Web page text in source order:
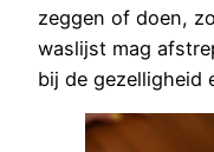
zeggen of doen,
waslijst mag
bij de gezelligheid